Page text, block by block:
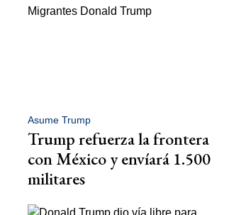
Asume Trump
Trump refuerza la frontera
con México y envíará 1.500
militares